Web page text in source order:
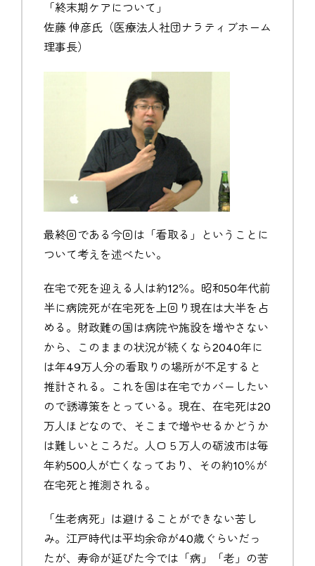
「終末期ケアについて」
佐藤 伸彦氏（医療法人社団ナラティブホーム
理事長）
最終回である今回は「看取る」ということに
ついて考えを述べたい。
在宅で死を迎える人は約12％。昭和50年代前
半に病院死が在宅死を上回り現在は大半を占
める。財政難の国は病院や施設を増やさない
から、このままの状況が続くなら2040年に
は年49万人分の看取りの場所が不足すると
推計される。これを国は在宅でカバーしたい
ので誘導策をとっている。現在、在宅死は20
万人ほどなので、そこまで増やせるかどうか
は難しいところだ。人口５万人の砺波市は毎
年約500人が亡くなっており、その約10％が
在宅死と推測される。
「生老病死」は避けることができない苦し
み。江戸時代は平均余命が40歳ぐらいだっ
たが、寿命が延びた今では「病」「老」の苦